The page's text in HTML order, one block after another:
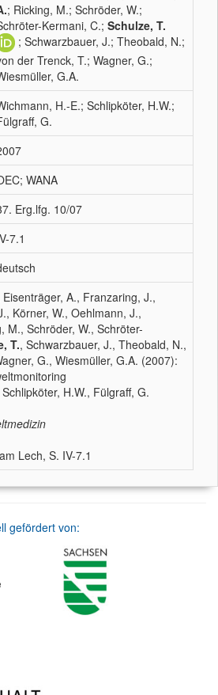
; Ricking, M.; Schröder, W.;
Kermani, C.; Schulze, T.
; Schwarzbauer, J.; Theobald, N.;
der Trenck, T.; Wagner, G.;
G.A.
H.-E.; Schlipköter, H.W.;
G.
WANA
Erg.lfg. 10/07
7.1
A., Franzaring, J.,
Körner, W., Oehlmann, J.,
M., Schröder, W., Schröter-
T., Schwarzbauer, J., Theobald, N.,
G., Wiesmüller, G.A. (2007):
H.W., Fülgraff, G.
Lech, S. IV-7.1
gefördert von: